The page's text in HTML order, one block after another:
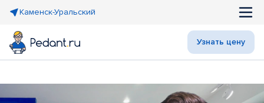
Каменск-Уральский
Узнать цену